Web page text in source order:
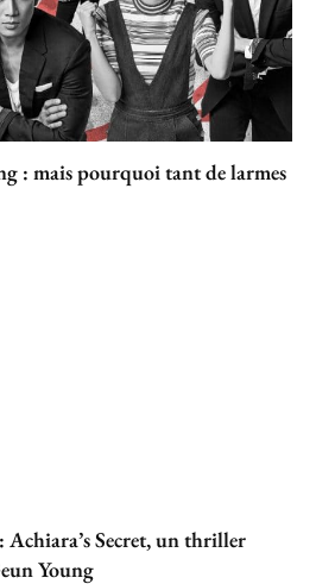
: mais pourquoi tant de larmes
Secret, un thriller
Young